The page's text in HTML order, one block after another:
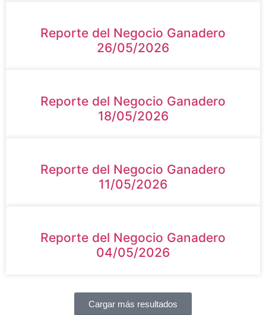
Reporte del Negocio Ganadero
26/05/2026
Reporte del Negocio Ganadero
18/05/2026
Reporte del Negocio Ganadero
11/05/2026
Reporte del Negocio Ganadero
04/05/2026
Cargar más resultados